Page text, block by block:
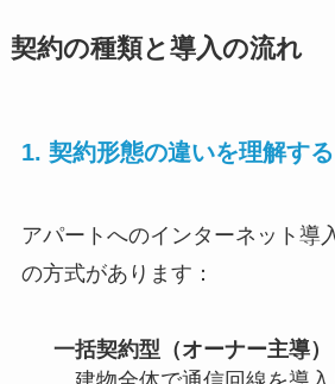
契約の種類と導入の流れ
1. 契約形態の違いを理解する
アパートへのインターネット導
の方式があります：
一括契約型（オーナー主導）